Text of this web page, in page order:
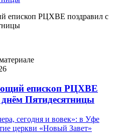
епископ РЦХВЕ поздравил с
епископ РЦХВЕ
днём Пятидесятницы